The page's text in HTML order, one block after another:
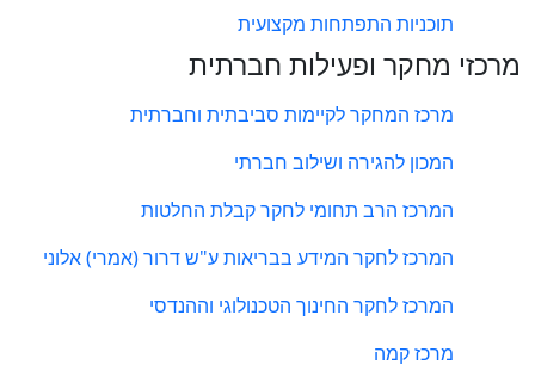
תוכניות התפתחות מקצועית
מרכזי מחקר ופעילות חברתית
מרכז המחקר לקיימות סביבתית וחברתית
המכון להגירה ושילוב חברתי
המרכז הרב תחומי לחקר קבלת החלטות
המרכז לחקר המידע בבריאות ע"ש דרור (אמרי) אלוני
המרכז לחקר החינוך הטכנולוגי וההנדסי
מרכז קמה